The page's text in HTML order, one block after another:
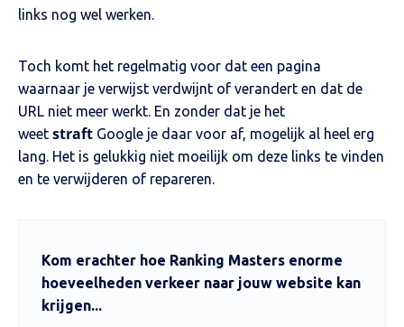
links nog wel werken.
Toch komt het regelmatig voor dat een pagina
waarnaar je verwijst verdwijnt of verandert en dat de
URL niet meer werkt. En zonder dat je het
weet straft Google je daar voor af, mogelijk al heel erg
lang. Het is gelukkig niet moeilijk om deze links te vinden
en te verwijderen of repareren.
Kom erachter hoe Ranking Masters enorme
hoeveelheden verkeer naar jouw website kan
krijgen...